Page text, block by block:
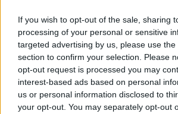
If you wish to opt-out of the sale, sharing
processing of your personal or sensitive
targeted advertising by us, please use
section to confirm your selection. Please
opt-out request is processed you may
interest-based ads based on personal
us or personal information disclosed to
your opt-out. You may separately opt-out